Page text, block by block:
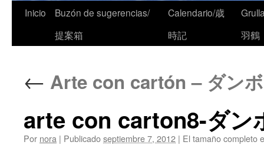
Inicio
Buzón de sugerencias/
提案箱
Calendario/歳
時記
羽鶴
← Arte con cartón – ダン
arte con carton8-ダン
Por nora | Publicadoseptiembre 7, 2012 | El tamaño completo